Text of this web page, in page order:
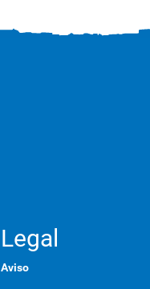
Legal
Aviso